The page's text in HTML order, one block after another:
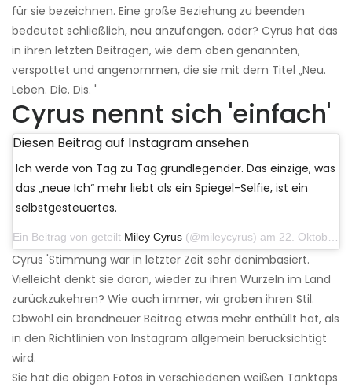
für sie bezeichnen. Eine große Beziehung zu beenden
bedeutet schließlich, neu anzufangen, oder? Cyrus hat das
in ihren letzten Beiträgen, wie dem oben genannten,
verspottet und angenommen, die sie mit dem Titel „Neu.
Leben. Die. Dis. '
Cyrus nennt sich 'einfach'
Diesen Beitrag auf Instagram ansehen
Ich werde von Tag zu Tag grundlegender. Das einzige, was
das „neue Ich“ mehr liebt als ein Spiegel-Selfie, ist ein
selbstgesteuertes.
Ein Beitrag von geteilt Miley Cyrus (@mileycyrus) am 22. Oktober 2019 um 11:39 Uhr PDT
Cyrus 'Stimmung war in letzter Zeit sehr denimbasiert.
Vielleicht denkt sie daran, wieder zu ihren Wurzeln im Land
zurückzukehren? Wie auch immer, wir graben ihren Stil.
Obwohl ein brandneuer Beitrag etwas mehr enthüllt hat, als
in den Richtlinien von Instagram allgemein berücksichtigt
wird.
Sie hat die obigen Fotos in verschiedenen weißen Tanktops